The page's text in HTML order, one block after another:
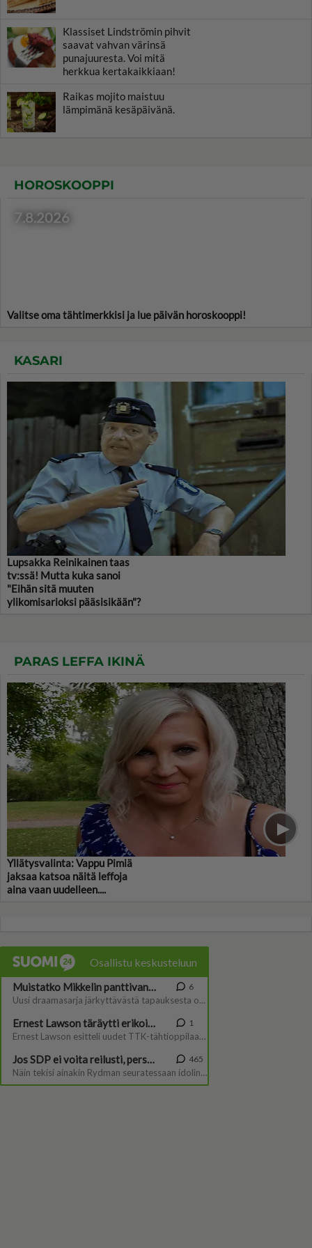
Klassiset Lindströmin pihvit
saavat vahvan värinsä
punajuuresta. Voi mitä
herkkua kertakaikkiaan!
Raikas mojito maistuu
lämpimänä kesäpäivänä.
HOROSKOOPPI
7.8.2026
Valitse oma tähtimerkkisi ja lue päivän horoskooppi!
KASARI
Lupsakka Reinikainen taas
tv:ssä! Mutta kuka sanoi
"Eihän sitä muuten
ylikomisarioksi pääsisikään"?
PARAS LEFFA IKINÄ
Yllätysvalinta: Vappu Pimiä
jaksaa katsoa näitä leffoja
aina vaan uudelleen....